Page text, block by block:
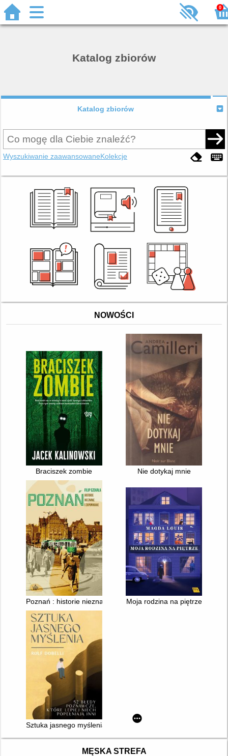
0
Katalog zbiorów
Katalog zbiorów
Wyszukiwanie zaawansowaneKolekcje
NOWOŚCI
Braciszek zombie Nie dotykaj mnie
Poznań : historie nieznane i zapomnianeMoja rodzina na piętrze
Sztuka jasnego myślenia
MĘSKA STREFA